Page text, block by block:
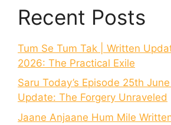
Recent Posts
Tum Se Tum Tak | Written
2026: The Practical Exile
Saru Today’s Episode 25th
Update: The Forgery Unraveled
Jaane Anjaane Hum Mile